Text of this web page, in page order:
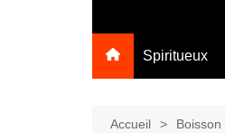
Spiritueux
Accueil Boisson